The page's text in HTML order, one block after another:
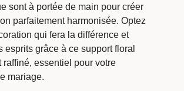
sont à portée de main pour créer
parfaitement harmonisée. Optez
qui fera la différence et
esprits grâce à ce support floral
raffiné, essentiel pour votre
mariage.